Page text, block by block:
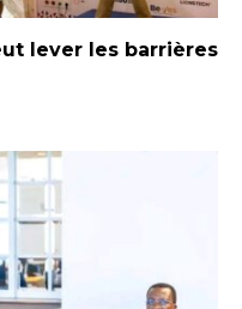
lever les barrières